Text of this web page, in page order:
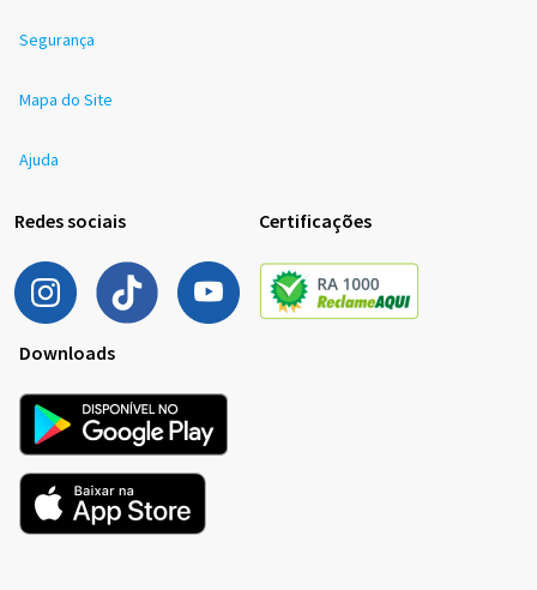
Segurança
Mapa do Site
Ajuda
Redes sociais Certificações
Downloads